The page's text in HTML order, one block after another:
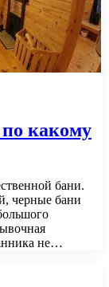
какому
бани.
черные бани
не…